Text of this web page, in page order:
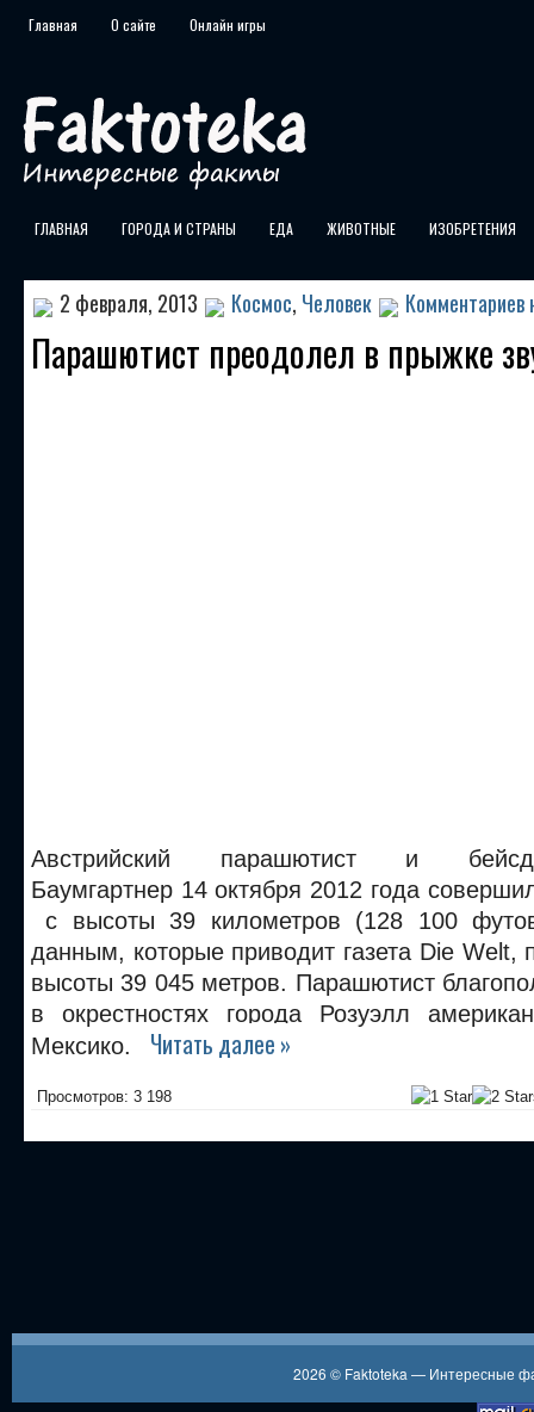
Главная О сайте Онлайн игры
ГЛАВНАЯ ГОРОДА И СТРАНЫ ЕДА ЖИВОТНЫЕ ИЗОБРЕТЕНИЯ
2 февраля, 2013 Космос, Человек Комментариев
Парашютист преодолел в прыжке
Австрийский парашютист и
Баумгартнер 14 октября 2012 года
с высоты 39 километров (128 100
данным, которые приводит газета Die Welt,
высоты 39 045 метров. Парашютист
в окрестностях города Розуэлл
Мексико.
Читать далее »
Просмотров: 3 198
2026 © Faktoteka — Интересные